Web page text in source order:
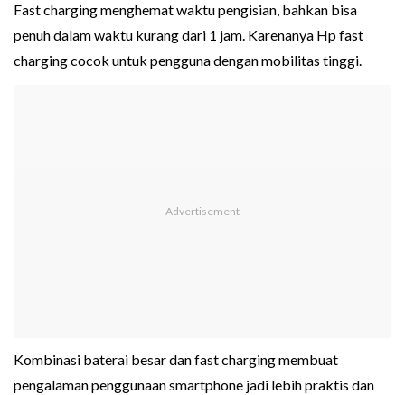
Fast charging menghemat waktu pengisian, bahkan bisa
penuh dalam waktu kurang dari 1 jam. Karenanya Hp fast
charging cocok untuk pengguna dengan mobilitas tinggi.
Kombinasi baterai besar dan fast charging membuat
pengalaman penggunaan smartphone jadi lebih praktis dan